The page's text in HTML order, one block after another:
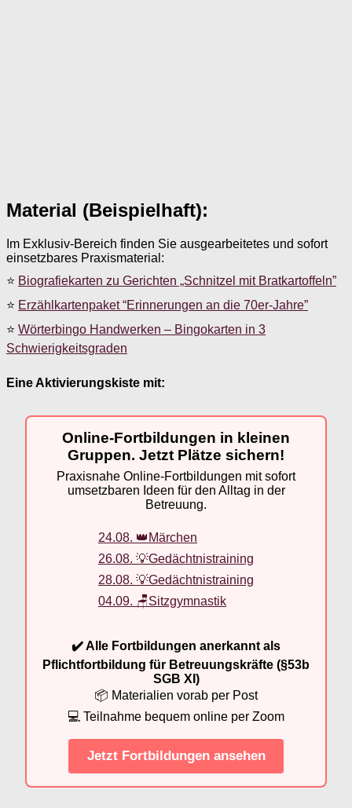
Material (Beispielhaft):
Im Exklusiv-Bereich finden Sie ausgearbeitetes und sofort
einsetzbares Praxismaterial:
⭐ Biografiekarten zu Gerichten „Schnitzel mit Bratkartoffeln”
⭐ Erzählkartenpaket “Erinnerungen an die 70er-Jahre”
⭐ Wörterbingo Handwerken – Bingokarten in 3
Schwierigkeitsgraden
Eine Aktivierungskiste mit:
Online-Fortbildungen in kleinen
Gruppen. Jetzt Plätze sichern!
Praxisnahe Online-Fortbildungen mit sofort
umsetzbaren Ideen für den Alltag in der
Betreuung.
24.08. 👑Märchen
26.08. 💡Gedächtnistraining
28.08. 💡Gedächtnistraining
04.09. 🪑Sitzgymnastik
✔️ Alle Fortbildungen anerkannt als
Pflichtfortbildung für Betreuungskräfte (§53b
SGB XI)
📦 Materialien vorab per Post
💻 Teilnahme bequem online per Zoom
Jetzt Fortbildungen ansehen